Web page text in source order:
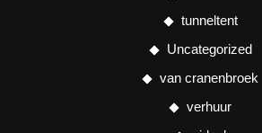
tunneltent
Uncategorized
van cranenbroek
verhuur